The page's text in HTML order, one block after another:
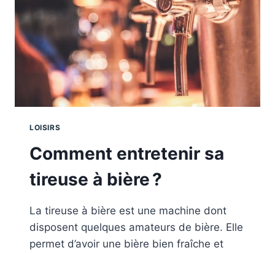
LOISIRS
Comment entretenir sa
tireuse à bière ?
La tireuse à bière est une machine dont
disposent quelques amateurs de bière. Elle
permet d’avoir une bière bien fraîche et